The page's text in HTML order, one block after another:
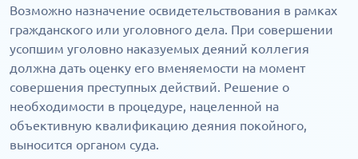
Возможно назначение освидетельствования в рамках
гражданского или уголовного дела. При совершении
усопшим уголовно наказуемых деяний коллегия
должна дать оценку его вменяемости на момент
совершения преступных действий. Решение о
необходимости в процедуре, нацеленной на
объективную квалификацию деяния покойного,
выносится органом суда.